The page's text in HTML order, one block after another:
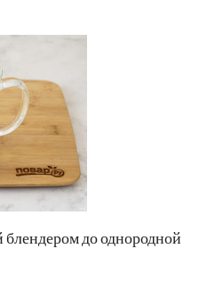
до однородной